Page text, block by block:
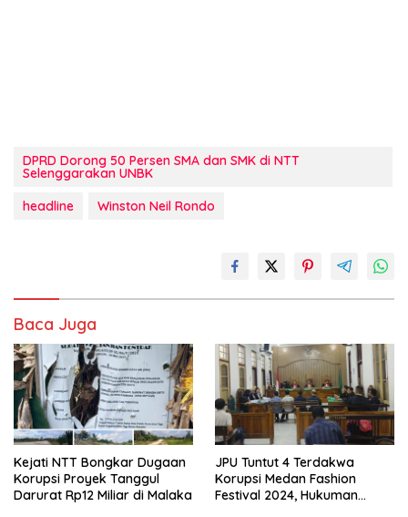
DPRD Dorong 50 Persen SMA dan SMK di NTT
Selenggarakan UNBK
headline
Winston Neil Rondo
Baca Juga
Kejati NTT Bongkar Dugaan
Korupsi Proyek Tanggul
Darurat Rp12 Miliar di Malaka
JPU Tuntut 4 Terdakwa
Korupsi Medan Fashion
Festival 2024, Hukuman